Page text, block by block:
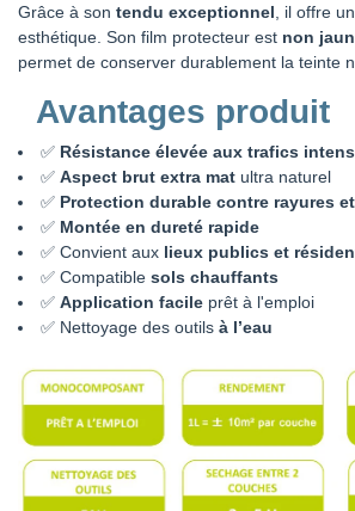
Grâce à son tendu exceptionnel , il offre
esthétique. Son film protecteur est non
permet de conserver durablement la teinte
Avantages produit
✅ Résistance élevée aux trafics
✅ Aspect brut extra mat ultra naturel
✅ Protection durable contre rayures
✅ Montée en dureté rapide
✅ Convient aux lieux publics et
✅ Compatible sols chauffants
✅ Application facile prêt à l'emploi
✅ Nettoyage des outils à l’eau